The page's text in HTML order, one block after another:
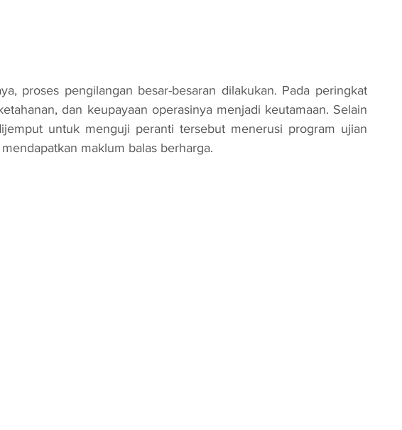
dan keupayaan operasinya menjadi keutamaan. Selain
untuk menguji peranti tersebut menerusi program ujian
maklum balas berharga.